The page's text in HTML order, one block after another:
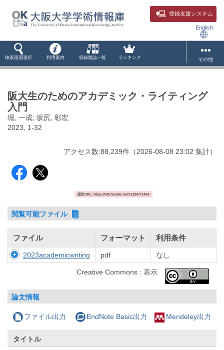
登録支援システム
English
検索画面選択 利用案内 収録雑誌一覧 ランキング その他
阪大生のためのアカデミック・ライティング
入門
堀, 一成; 坂尻, 彰宏
2023, 1-32
アクセス数:88,239件 （2026-08-08 23:02 集計）
固定URL: https://hdl.handle.net/11094/71454
閲覧可能ファイル
ファイル フォーマット 利用条件
2023academicwriting pdf なし
Creative Commons : 表示
論文情報
ファイル出力 EndNote Basic出力 Mendeley出力
タイトル